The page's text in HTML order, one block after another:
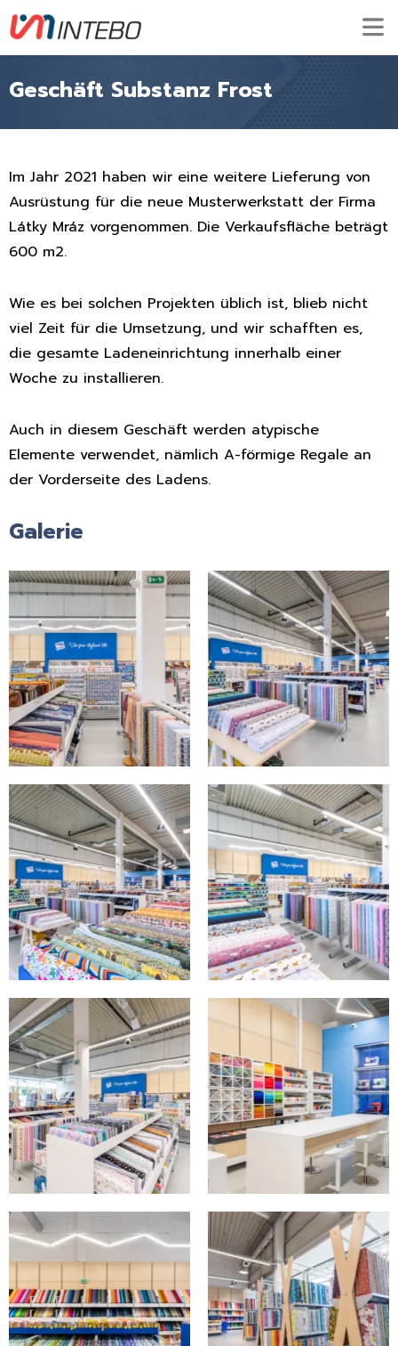
Geschäft Substanz Frost
Im Jahr 2021 haben wir eine weitere Lieferung von
Ausrüstung für die neue Musterwerkstatt der Firma
Látky Mráz vorgenommen. Die Verkaufsfläche beträgt
600 m2.
Wie es bei solchen Projekten üblich ist, blieb nicht
viel Zeit für die Umsetzung, und wir schafften es,
die gesamte Ladeneinrichtung innerhalb einer
Woche zu installieren.
Auch in diesem Geschäft werden atypische
Elemente verwendet, nämlich A-förmige Regale an
der Vorderseite des Ladens.
Galerie